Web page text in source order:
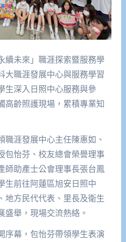
續未來」職涯探索暨服務學
大職涯發展中心與服務學習
生深入日照中心服務與參
高齡照護現場，累積專業知
職涯發展中心主任陳惠如、
包怡芬、校友總會榮譽理事
師助產士公會理事長張台鳳
生前往阿蓮區旭安日照中
地方民代代表、里長及衛生
盛舉，現場交流熱絡。
序幕，包怡芬帶領學生表演